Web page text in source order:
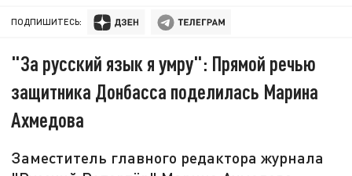
ПОДПИШИТЕСЬ:
"За русский язык я умру": Прямой речью
защитника Донбасса поделилась Марина
Ахмедова
Заместитель главного редактора журнала